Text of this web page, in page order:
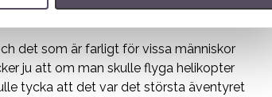
månad. Och det blir inte det som vi
det som är farligt för vissa människor
ju att om man skulle flyga helikopter
tycka att det var det största äventyret